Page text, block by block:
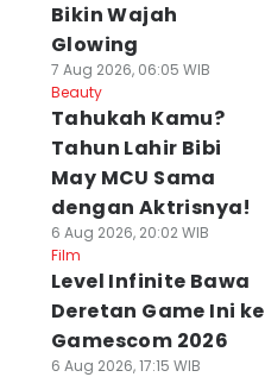
Bikin Wajah
Glowing
7 Aug 2026, 06:05 WIB
Beauty
Tahukah Kamu?
Tahun Lahir Bibi
May MCU Sama
dengan Aktrisnya!
6 Aug 2026, 20:02 WIB
Film
Level Infinite Bawa
Deretan Game Ini ke
Gamescom 2026
6 Aug 2026, 17:15 WIB